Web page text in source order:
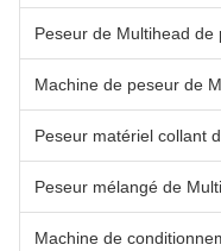
Peseur de Multihead de
Machine de peseur de
Peseur matériel collant
Peseur mélangé de
Machine de